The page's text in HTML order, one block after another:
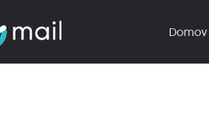
Domov